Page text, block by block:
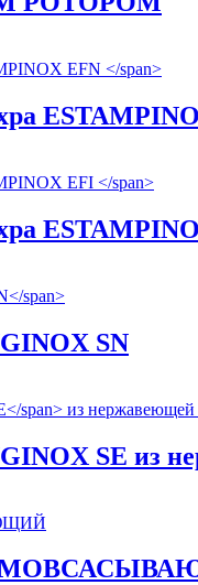
SN
SE из